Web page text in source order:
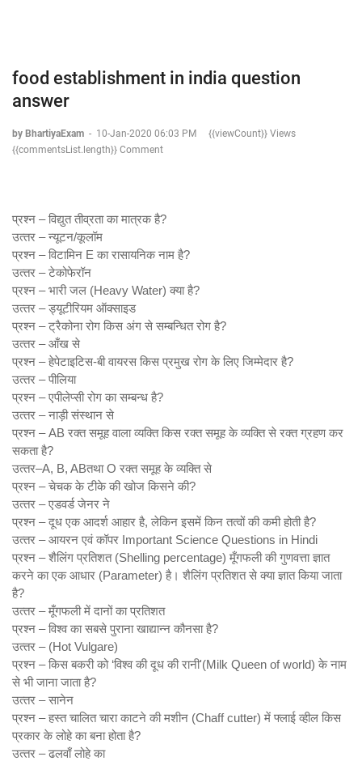
food establishment in india question
answer
by BhartiyaExam - 10-Jan-2020 06:03 PM
{{viewCount}} Views
{{commentsList.length}} Comment
प्रश्‍न – विद्युत तीव्रता का मात्रक है?
उत्‍तर – न्‍यूटन/कूलॉम
प्रश्‍न – विटामिन E का रासायनिक नाम है?
उत्‍तर – टेकोफेरॉन
प्रश्‍न – भारी जल (Heavy Water) क्‍या है?
उत्‍तर – ड्यूटीरियम ऑक्‍साइड
प्रश्‍न – ट्रैकोना रोग किस अंग से सम्‍बन्धित रोग है?
उत्‍तर – आँख से
प्रश्‍न – हेपेटाइटिस-बी वायरस किस प्रमुख रोग के लिए जिम्‍मेदार है?
उत्‍तर – पीलिया
प्रश्‍न – एपीलेप्‍सी रोग का सम्‍बन्‍ध है?
उत्‍तर – नाड़ी संस्‍थान से
प्रश्‍न – AB रक्‍त समूह वाला व्‍यक्ति ‍किस रक्‍त समूह के व्‍यक्ति से रक्‍त ग्रहण कर
सकता है?
उत्‍तर–A, B, ABतथा O रक्‍त समूह के व्‍यक्ति से
प्रश्‍न – चेचक के टीके की खोज किसने की?
उत्‍तर – एडवर्ड जेनर ने
प्रश्‍न – दूध एक आदर्श आहार है, लेकिन इसमें किन तत्‍वों की कमी होती है?
उत्‍तर – आयरन एवं कॉपर Important Science Questions in Hindi
प्रश्‍न – शैलिंग प्रतिशत (Shelling percentage) मूँगफली की गुणवत्ता ज्ञात
करने का एक आधार (Parameter) है। शैलिंग प्रतिशत से क्‍या ज्ञात किया जाता
है?
उत्‍तर – मूँगफली में दानों का प्रतिशत
प्रश्‍न – विश्‍व का सबसे पुराना खाद्यान्‍न कौनसा है?
उत्‍तर – (Hot Vulgare)
प्रश्‍न – किस बकरी को ‘विश्‍व की दूध की रानी'(Milk Queen of world) के नाम
से भी जाना जाता है?
उत्‍तर – सानेन
प्रश्‍न – हस्‍त चालित चारा काटने की मशीन (Chaff cutter) में फ्लाई व्‍हील किस
प्रकार के लोहे का बना होता है?
उत्‍तर – ढलवाँ लोहे का